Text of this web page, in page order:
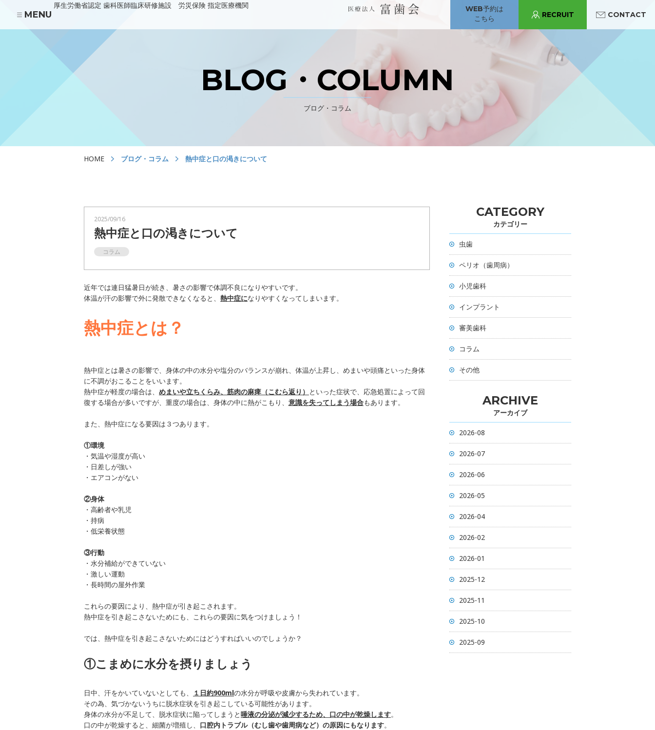
厚生労働省認定 歯科医師臨床研修施設 労災保険 指定医療機関
WEB予約は
こちら
RECRUIT CONTACT
MENU
パンジョ診療所 守口市駅診療所
HOME
BLOG・COLUMN
ブログ・コラム
HOME ブログ・コラム 熱中症と口の渇きについて
2025/09/16
熱中症と口の渇きについて
コラム
近年では連日猛暑日が続き、暑さの影響で体調不良になりやすいです。
体温が汗の影響で外に発散できなくなると、 熱中症になりやすくなってしまいます。
熱中症とは？
熱中症とは暑さの影響で、身体の中の水分や塩分のバランスが崩れ、体温が上昇し、めまいや頭痛といった身体
に不調がおこることをいいます。
熱中症が軽度の場合は、 めまいや立ちくらみ、筋肉の麻痺（こむら返り） といった症状で、応急処置によって回
復する場合が多いですが、重度の場合は、身体の中に熱がこもり、 意識を失ってしまう場合もあります。
また、熱中症になる要因は３つあります。
①環境
・気温や湿度が高い
・日差しが強い
・エアコンがない
②身体
・高齢者や乳児
・持病
・低栄養状態
③行動
・水分補給ができていない
・激しい運動
・長時間の屋外作業
これらの要因により、熱中症が引き起こされます。
熱中症を引き起こさないためにも、これらの要因に気をつけましょう！
では、熱中症を引き起こさないためにはどうすればいいのでしょうか？
①こまめに水分を摂りましょう
日中、汗をかいていないとしても、 １日約900mlの水分が呼吸や皮膚から失われています。
その為、気づかないうちに脱水症状を引き起こしている可能性があります。
身体の水分が不足して、脱水症状に陥ってしまうと唾液の分泌が減少するため、口の中が乾燥します。
口の中が乾燥すると、細菌が増殖し、 口腔内トラブル（むし歯や歯周病など）の原因にもなります。
CATEGORY
カテゴリー
虫歯
ペリオ（歯周病）
小児歯科
インプラント
審美歯科
コラム
その他
ARCHIVE
アーカイブ
2026-08
2026-07
2026-06
2026-05
2026-04
2026-02
2026-01
2025-12
2025-11
2025-10
2025-09